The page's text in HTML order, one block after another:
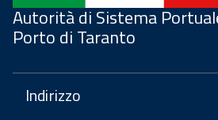
Autorità di Sistema
Porto di Taranto
Indirizzo